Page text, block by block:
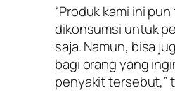
“Produk kami ini
dikonsumsi untuk
saja. Namun, bisa
bagi orang yang
penyakit tersebut,”